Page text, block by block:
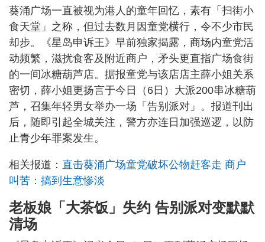
葵涌广场一直被视为港人的童年回忆，素有「扫街小
食天堂」之称，但过去数月因童党横行，令不少市民
却步。《星岛申诉王》早前独家揭露，商场内童党活
动频繁，滋扰食客及附近商户，矛头更直指广场食街
的一间冰糖葫芦店。据报童党与该店店主薛小姐关系
密切，薛小姐更扬言于今日（6日）大派200串冰糖葫
芦，召集年轻男女举办一场「告别派对」。报道刊出
后，随即引起全城关注，警方亦连日加强巡逻，以防
止青少年罪案发生。
相关报道： 直击葵涌广场童党破坏公物赶客走 商户
叫苦：搞到生意惨淡
老板娘「大茶饭」失约 告别派对变默默
清场